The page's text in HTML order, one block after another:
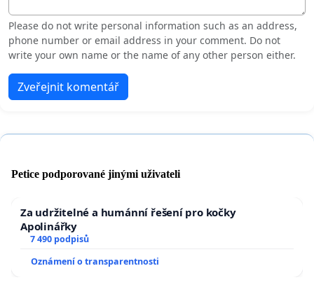
Please do not write personal information such as an address,
phone number or email address in your comment. Do not
write your own name or the name of any other person either.
Zveřejnit komentář
Petice podporované jinými uživateli
Za udržitelné a humánní řešení pro kočky
Apolinářky
7 490 podpisů
Oznámení o transparentnosti